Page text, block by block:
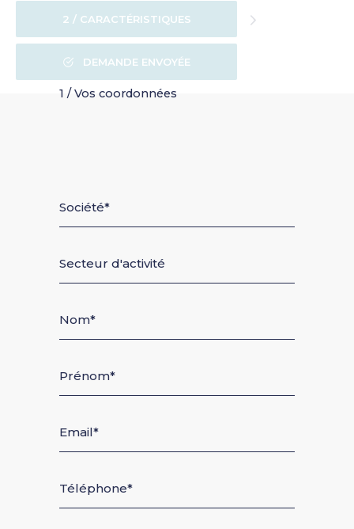
2 / CARACTÉRISTIQUES
DEMANDE ENVOYÉE
1 / Vos coordonnées
Société
Secteur d'activité
Nom
Prénom
Email
Téléphone